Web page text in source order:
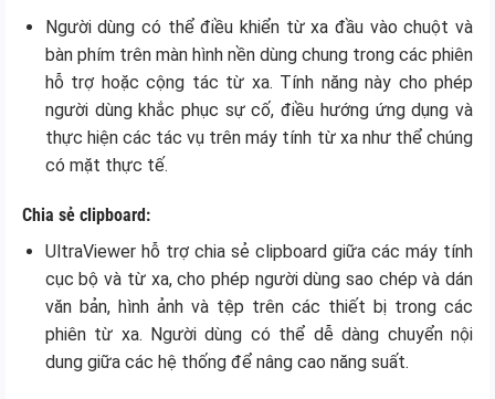
Người dùng có thể điều khiển từ xa đầu vào chuột và
bàn phím trên màn hình nền dùng chung trong các phiên
hỗ trợ hoặc cộng tác từ xa. Tính năng này cho phép
người dùng khắc phục sự cố, điều hướng ứng dụng và
thực hiện các tác vụ trên máy tính từ xa như thể chúng
có mặt thực tế.
Chia sẻ clipboard:
UltraViewer hỗ trợ chia sẻ clipboard giữa các máy tính
cục bộ và từ xa, cho phép người dùng sao chép và dán
văn bản, hình ảnh và tệp trên các thiết bị trong các
phiên từ xa. Người dùng có thể dễ dàng chuyển nội
dung giữa các hệ thống để nâng cao năng suất.